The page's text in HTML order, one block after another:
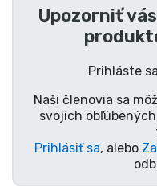
Upozorniť
Prihláste
Naši členovia sa
svojich
Prihlásiť sa, alebo
Zoradiť podľa
Zoradiť podľa hier
Zoradiť podľa
Zoradiť podľa